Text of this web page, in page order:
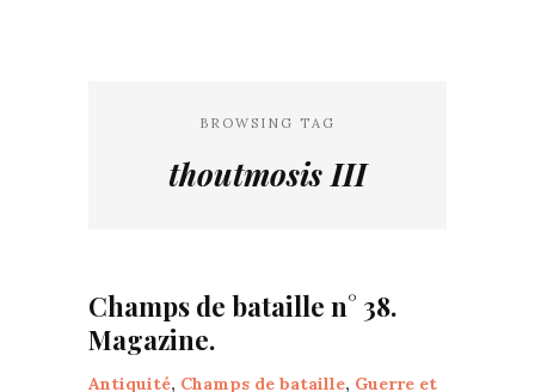
BROWSING TAG
thoutmosis III
Champs de bataille n° 38.
Magazine.
Antiquité, Champs de bataille, Guerre et